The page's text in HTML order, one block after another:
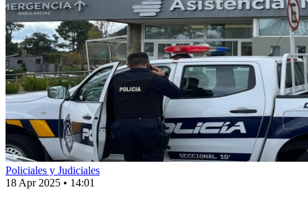
Policiales y Judiciales
18 Apr 2025 • 14:01